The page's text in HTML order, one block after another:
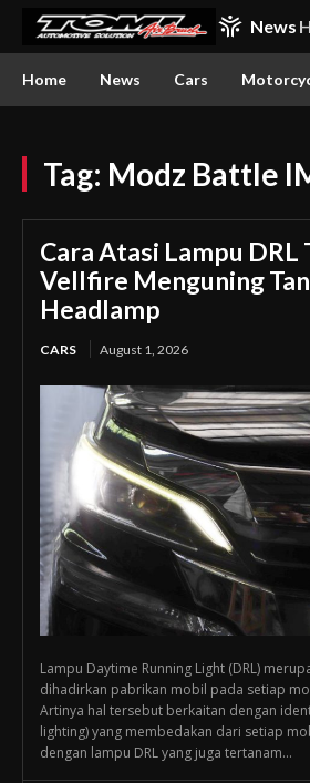
News
Home News Cars
Tag: Modz Battle
Cara Atasi Lampu DRL
Vellfire Menguning
Headlamp
CARS August 1, 2026
Lampu Daytime Running Light (DRL)
dihadirkan pabrikan mobil pada setiap
Artinya hal tersebut berkaitan dengan
lighting) yang membedakan dari setiap
dengan lampu DRL yang juga tertanam...